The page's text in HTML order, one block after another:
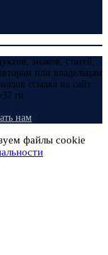
знаков, статей,
или владельцам
ссылка на сайт
нам
файлы cookie